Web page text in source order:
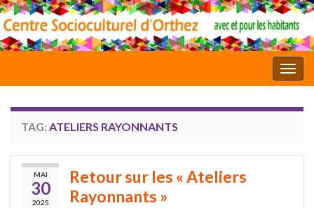
TAG: ATELIERS RAYONNANTS
MAI
30
2025
Retour sur les « Ateliers
Rayonnants »